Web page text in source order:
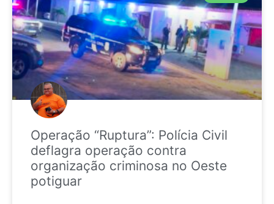
Operação “Ruptura”: Polícia Civil
deflagra operação contra
organização criminosa no Oeste
potiguar